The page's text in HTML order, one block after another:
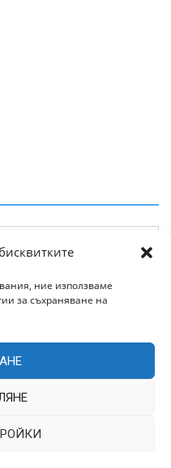
ние използваме
за съхраняване на